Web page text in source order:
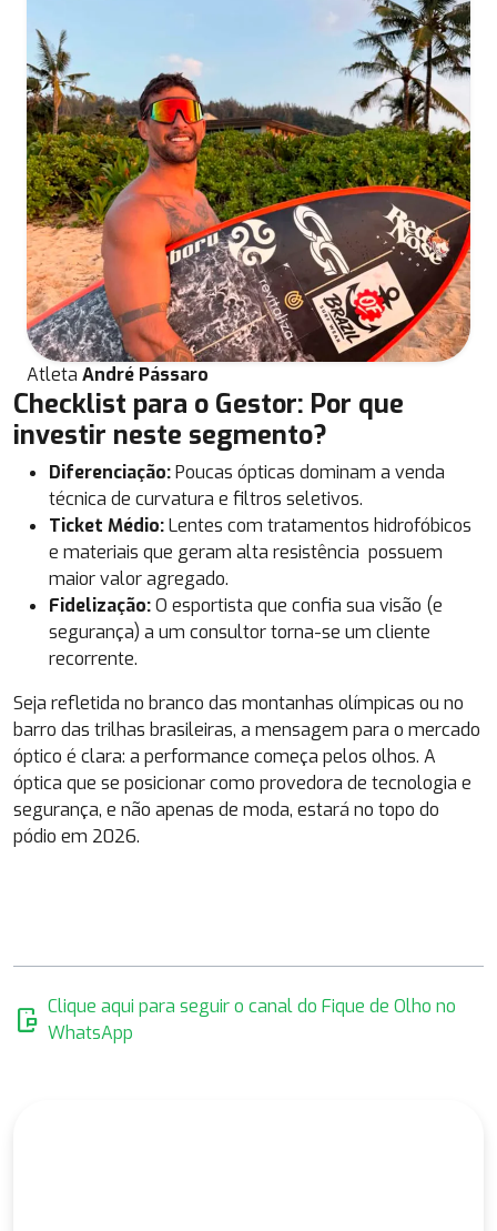
Atleta André Pássaro
Checklist para o Gestor: Por que
investir neste segmento?
Diferenciação:Poucas ópticas dominam a venda
técnica de curvatura e filtros seletivos.
Ticket Médio:Lentes com tratamentos hidrofóbicos
e materiais que geram alta resistência possuem
maior valor agregado.
Fidelização:O esportista que confia sua visão (e
segurança) a um consultor torna-se um cliente
recorrente.
Seja refletida no branco das montanhas olímpicas ou no
barro das trilhas brasileiras, a mensagem para o mercado
óptico é clara: a performance começa pelos olhos. A
óptica que se posicionar como provedora de tecnologia e
segurança, e não apenas de moda, estará no topo do
pódio em 2026.
mobile_chat Clique aqui para seguir o canal do Fique de Olho no
WhatsApp